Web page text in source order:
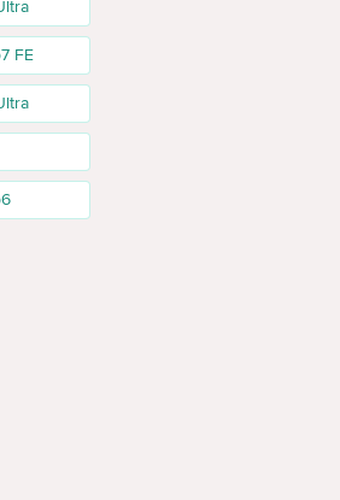
A07 4G. Поэтому на
5G-модели или
FE